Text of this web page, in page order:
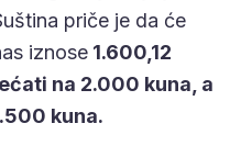
priče je da će
iznose 1.600,12
na 2.000 kuna, a
kuna.